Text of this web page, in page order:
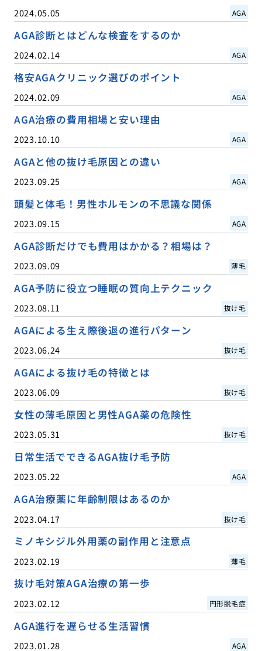
2024.05.05 AGA
AGA診断とはどんな検査をするのか
2024.02.14 AGA
格安AGAクリニック選びのポイント
2024.02.09 AGA
AGA治療の費用相場と安い理由
2023.10.10 AGA
AGAと他の抜け毛原因との違い
2023.09.25 AGA
頭髪と体毛！男性ホルモンの不思議な関係
2023.09.15 AGA
AGA診断だけでも費用はかかる？相場は？
2023.09.09 薄毛
AGA予防に役立つ睡眠の質向上テクニック
2023.08.11 抜け毛
AGAによる生え際後退の進行パターン
2023.06.24 抜け毛
AGAによる抜け毛の特徴とは
2023.06.09 抜け毛
女性の薄毛原因と男性AGA薬の危険性
2023.05.31 抜け毛
日常生活でできるAGA抜け毛予防
2023.05.22 AGA
AGA治療薬に年齢制限はあるのか
2023.04.17 抜け毛
ミノキシジル外用薬の副作用と注意点
2023.02.19 薄毛
抜け毛対策AGA治療の第一歩
2023.02.12 円形脱毛症
AGA進行を遅らせる生活習慣
2023.01.28 AGA